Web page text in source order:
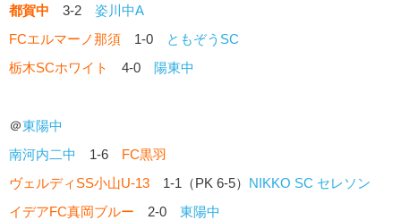
都賀中 3-2 姿川中A
FCエルマーノ那須 1-0
ともぞうSC
栃木SCホワイト
4-0 陽東中
＠東陽中
南河内二中
1-6 FC黒羽
ヴェルディSS小山U-13 1-1（PK 6-5） NIKKO SC セレソン
イデアFC真岡ブルー 2-0 東陽中